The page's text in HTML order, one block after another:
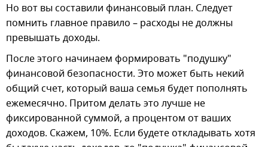
Но вот вы составили финансовый план. Следует
помнить главное правило – расходы не должны
превышать доходы.
После этого начинаем формировать "подушку"
финансовой безопасности. Это может быть некий
общий счет, который ваша семья будет пополнять
ежемесячно. Притом делать это лучше не
фиксированной суммой, а процентом от ваших
доходов. Скажем, 10%. Если будете откладывать хотя